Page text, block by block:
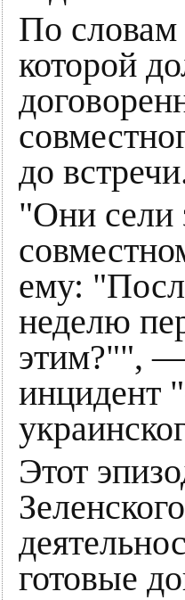
По словам
которой
до
"Они сели
ему:
неделю
этим?"", —
инцидент
Этот
готовые